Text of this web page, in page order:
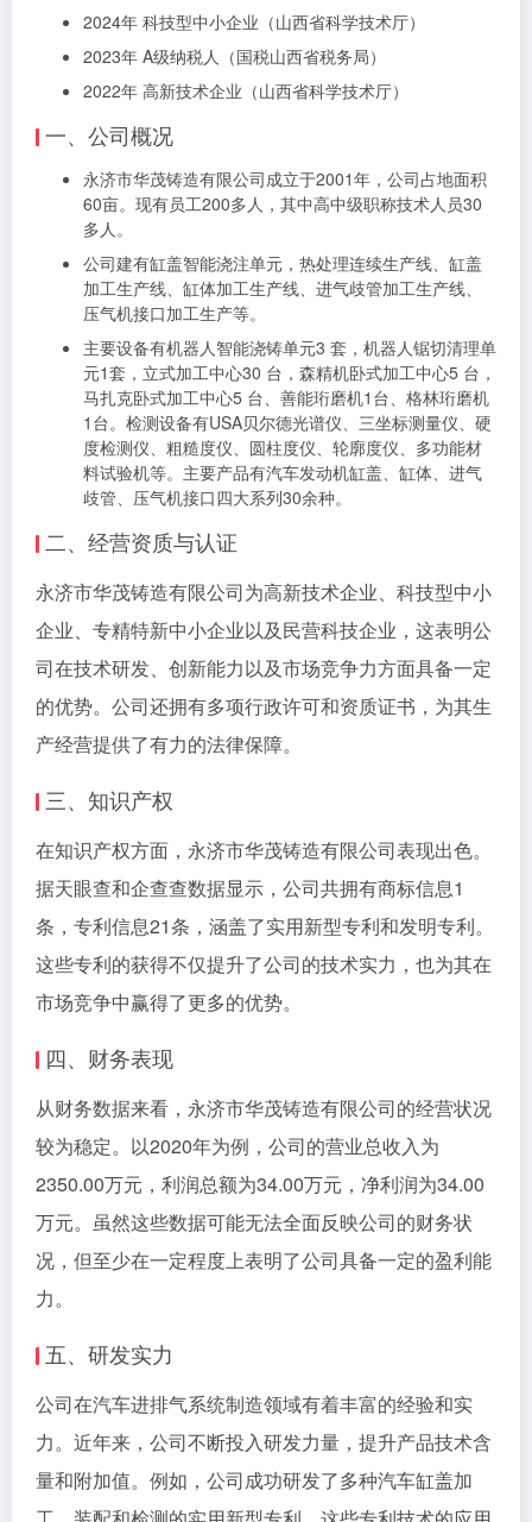
2024年 科技型中小企业（山西省科学技术厅）
2023年 A级纳税人（国税山西省税务局）
2022年 高新技术企业（山西省科学技术厅）
一、公司概况
永济市华茂铸造有限公司成立于2001年，公司占地面积
60亩。现有员工200多人，其中高中级职称技术人员30
多人。
公司建有缸盖智能浇注单元，热处理连续生产线、缸盖
加工生产线、缸体加工生产线、进气歧管加工生产线、
压气机接口加工生产等。
主要设备有机器人智能浇铸单元3 套，机器人锯切清理单
元1套，立式加工中心30 台，森精机卧式加工中心5 台，
马扎克卧式加工中心5 台、善能珩磨机1台、格林珩磨机
1台。检测设备有USA贝尔德光谱仪、三坐标测量仪、硬
度检测仪、粗糙度仪、圆柱度仪、轮廓度仪、多功能材
料试验机等。主要产品有汽车发动机缸盖、缸体、进气
歧管、压气机接口四大系列30余种。
二、经营资质与认证
永济市华茂铸造有限公司为高新技术企业、科技型中小
企业、专精特新中小企业以及民营科技企业，这表明公
司在技术研发、创新能力以及市场竞争力方面具备一定
的优势。公司还拥有多项行政许可和资质证书，为其生
产经营提供了有力的法律保障。
三、知识产权
在知识产权方面，永济市华茂铸造有限公司表现出色。
据天眼查和企查查数据显示，公司共拥有商标信息1
条，专利信息21条，涵盖了实用新型专利和发明专利。
这些专利的获得不仅提升了公司的技术实力，也为其在
市场竞争中赢得了更多的优势。
四、财务表现
从财务数据来看，永济市华茂铸造有限公司的经营状况
较为稳定。以2020年为例，公司的营业总收入为
2350.00万元，利润总额为34.00万元，净利润为34.00
万元。虽然这些数据可能无法全面反映公司的财务状
况，但至少在一定程度上表明了公司具备一定的盈利能
力。
五、研发实力
公司在汽车进排气系统制造领域有着丰富的经验和实
力。近年来，公司不断投入研发力量，提升产品技术含
量和附加值。例如，公司成功研发了多种汽车缸盖加